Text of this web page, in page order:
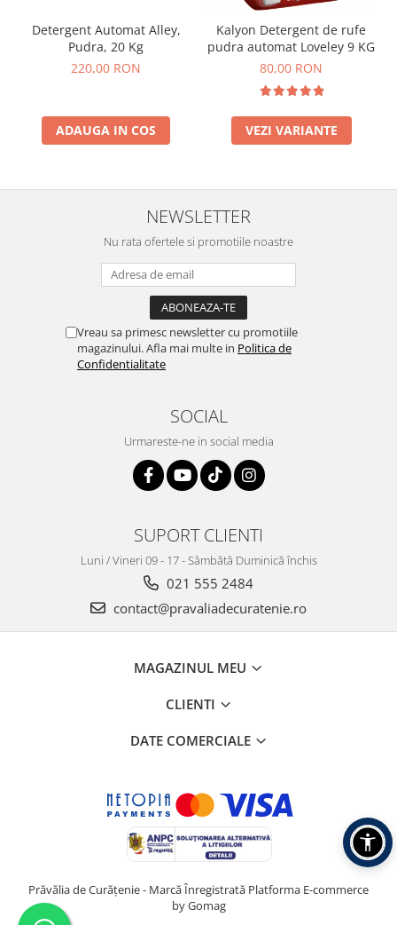
Detergent Automat Alley,
Pudra, 20 Kg
220,00 RON
ADAUGA IN COS
Kalyon Detergent de rufe
pudra automat Loveley 9 KG
80,00 RON
VEZI VARIANTE
NEWSLETTER
Nu rata ofertele si promotiile noastre
Vreau sa primesc newsletter cu promotiile
magazinului. Afla mai multe in Politica de
Confidentialitate
SOCIAL
Urmareste-ne in social media
SUPORT CLIENTI
Luni / Vineri 09 - 17 - Sâmbătă Duminică închis
021 555 2484
contact@pravaliadecuratenie.ro
MAGAZINUL MEU
CLIENTI
DATE COMERCIALE
Prăvălia de Curățenie - Marcă Înregistrată Platforma E-commerce
by Gomag